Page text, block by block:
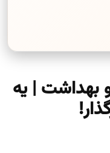
بهداشت | یه